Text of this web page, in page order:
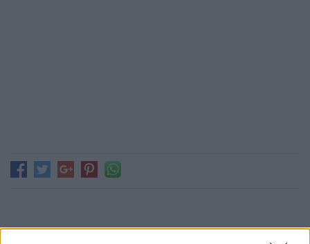
Poate îți place și: